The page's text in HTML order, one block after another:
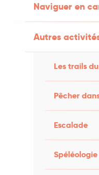
Naviguer en
Autres
Les trails
Pêcher
Escalade
Spéléologie
légendaire aux